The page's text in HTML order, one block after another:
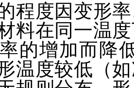
程度因变形
料在同一温
的增加而降
温度较低（